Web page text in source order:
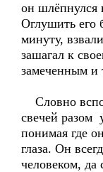
он шлёпнулся
Оглушить его
минуту,
зашагал к
замеченным и
Словно
свечей разом
понимая где
глаза. Он
человеком, да